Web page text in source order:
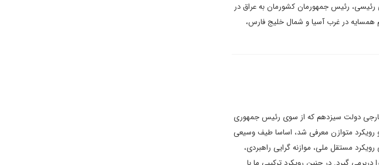
رئیس جمهورمان کشورمان به عراق در
همسایه در غرب آسیا و شمال خلیج فارس،
خارجی دولت سیزدهم که از سوی رئیس جمهوری
رویکرد متوازن معرفی شد، اساسا طیف وسیعی
مستقل ملی، موازنه گرایی راهبردی،